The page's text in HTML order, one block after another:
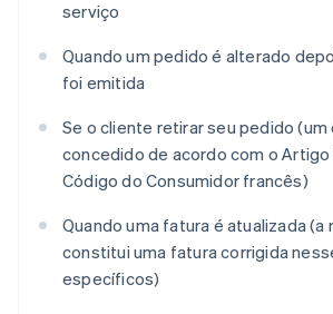
serviço
Quando um pedido é alterado
foi emitida
Se o cliente retirar seu pedido
concedido de acordo com o Artigo
Código do Consumidor francês)
Quando uma fatura é atualizada
constitui uma fatura corrigida
específicos)